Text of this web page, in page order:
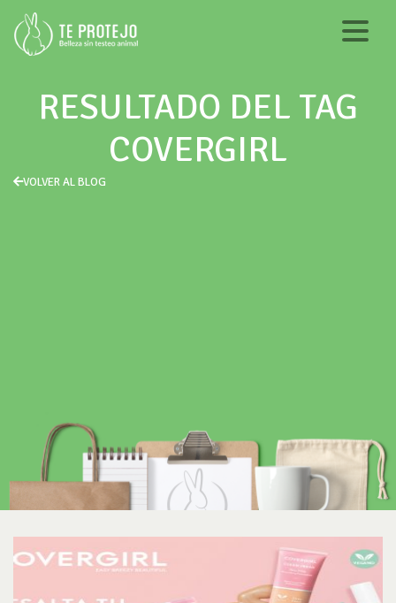
RESULTADO DEL TAG
COVERGIRL
VOLVER AL BLOG